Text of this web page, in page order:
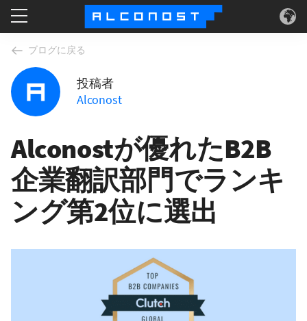
サービス
ユースケース
会社情報
ブログに戻る
投稿者
Alconost
Alconostが優れたB2B
企業翻訳部門でランキ
ング第2位に選出